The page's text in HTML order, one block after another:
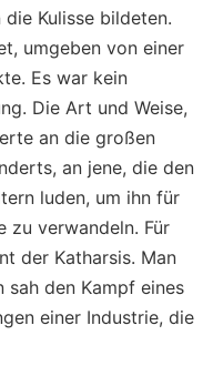
Kulisse bildeten.
umgeben von einer
Es war kein
Die Art und Weise,
an die großen
an jene, die den
luden, um ihn für
zu verwandeln. Für
der Katharsis. Man
sah den Kampf eines
einer Industrie, die